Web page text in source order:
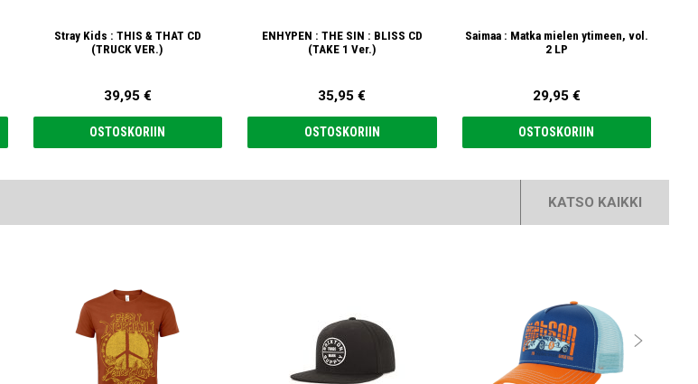
Stray Kids : THIS & THAT CD
(TRUCK VER.)
39,95 €
OSTOSKORIIN
ENHYPEN : THE SIN : BLISS CD
(TAKE 1 Ver.)
35,95 €
OSTOSKORIIN
Saimaa : Matka mielen ytimeen, vol.
2 LP
29,95 €
OSTOSKORIIN
KATSO KAIKKI
